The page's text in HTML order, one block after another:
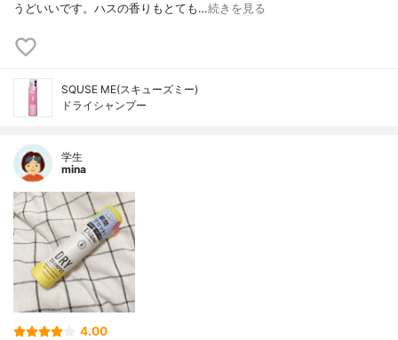
うどいいです。ハスの香りもとても…続きを見る
SQUSE ME(スキューズミー)
ドライシャンプー
学生
mina
4.00